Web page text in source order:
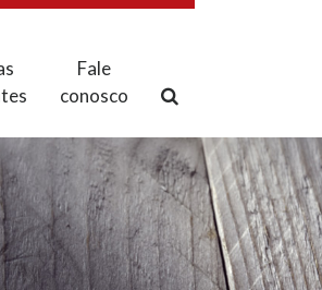
Fale
conosco